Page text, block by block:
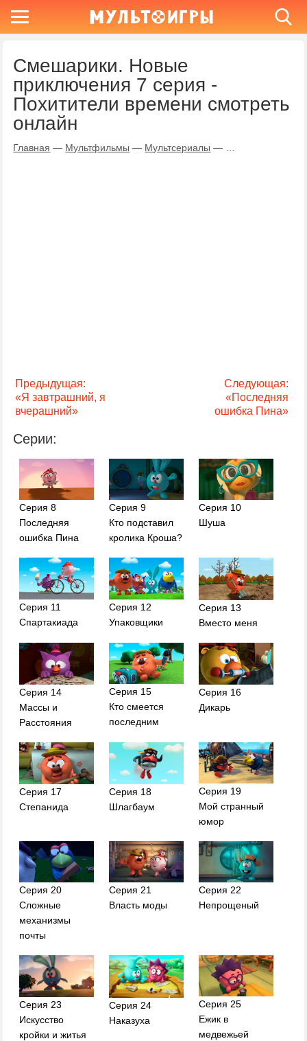
Смешарики. Новые
приключения 7 серия -
Похитители времени смотреть
онлайн
Главная — Мультфильмы — Мультсериалы —
Предыдущая:
«Я завтрашний, я
вчерашний»
Следующая:
«Последняя
ошибка Пина»
Серии:
Серия 8
Последняя
ошибка Пина
Серия 9
Кто подставил
кролика Кроша?
Серия 10
Шуша
Серия 11
Спартакиада
Серия 12
Упаковщики
Серия 13
Вместо меня
Серия 14
Массы и
Расстояния
Серия 15
Кто смеется
последним
Серия 16
Дикарь
Серия 17
Степанида
Серия 18
Шлагбаум
Серия 19
Мой странный
юмор
Серия 20
Сложные
механизмы
почты
Серия 21
Власть моды
Серия 22
Непрощеный
Серия 23
Искусство
кройки и житья
Серия 24
Наказуха
Серия 25
Ежик в
медвежьей